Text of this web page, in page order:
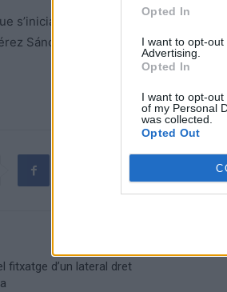
Opted In
I want to opt-
Advertising.
Opted In
I want to opt-
of my Personal
was collected.
Opted Out
s’iniciarà diumenge a partir de les 17
Sánchez que serà assistit a les
fitxatge d’un lateral dret